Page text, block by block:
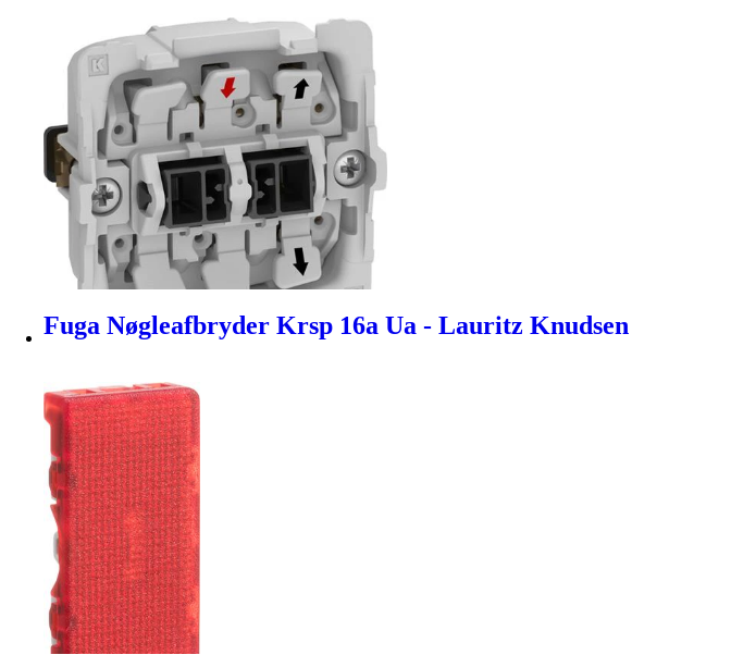
Fuga Nøgleafbryder Krsp 16a Ua - Lauritz Knudsen